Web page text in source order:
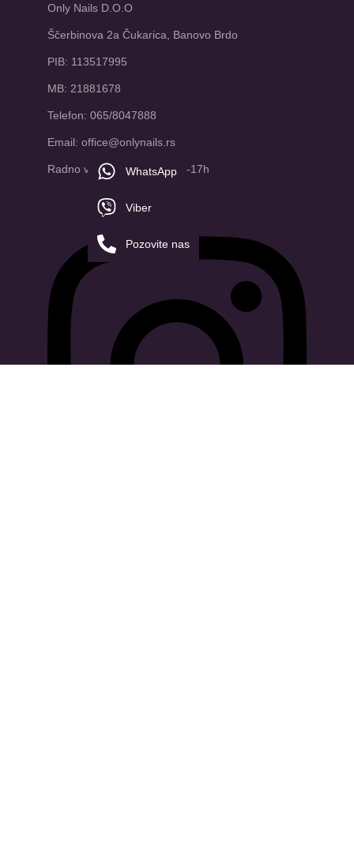
Only Nails D.O.O
Ščerbinova 2a Čukarica, Banovo Brdo
PIB: 113517995
MB: 21881678
Telefon: 065/8047888
Email: office@onlynails.rs
Radno vreme: PON-PET | 9-17h
WhatsApp
Viber
Pozovite nas